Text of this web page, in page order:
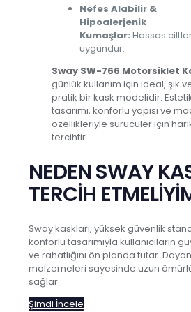
Nefes Alabilir &
Hipoalerjenik
Kumaşlar: Hassas
uygundur.
Sway SW-766 Motorsiklet
günlük kullanım için ideal, şık
pratik bir kask modelidir.
tasarımı, konforlu yapısı ve
özellikleriyle sürücüler için
tercihtir.
NEDEN SWAY
TERCİH
Sway kaskları, yüksek güvenlik
konforlu tasarımıyla kullanıcıların
ve rahatlığını ön planda tutar.
malzemeleri sayesinde uzun
sağlar.
Şimdi İncele